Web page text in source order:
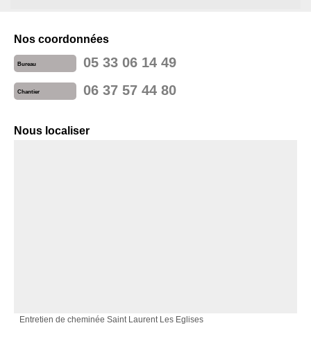
Nos coordonnées
Bureau 05 33 06 14 49
Chantier 06 37 57 44 80
Nous localiser
Entretien de cheminée Saint Laurent Les Eglises